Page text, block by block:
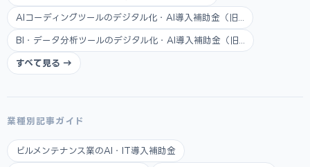
AIコーディングツールのデジタル化・AI導入補助金（旧...
BI・データ分析ツールのデジタル化・AI導入補助金（旧...
すべて見る →
業種別記事ガイド
ビルメンテナンス業のAI・IT導入補助金